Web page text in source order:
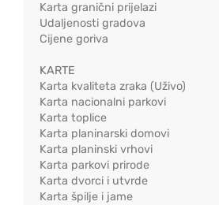
Karta granični prijelazi
Udaljenosti gradova
Cijene goriva
KARTE
Karta kvaliteta zraka (Uživo)
Karta nacionalni parkovi
Karta toplice
Karta planinarski domovi
Karta planinski vrhovi
Karta parkovi prirode
Karta dvorci i utvrde
Karta špilje i jame